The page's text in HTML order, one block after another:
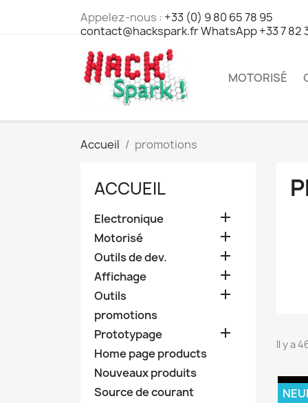
Appelez-nous : +33 (0) 9 80 65 78 95
contact@hackspark.fr WhatsApp +33 7 82
MOTORISÉ
Accueil promotions
ACCUEIL
Electronique 
Motorisé 
Outils de dev. 
Affichage 
Outils 
promotions
Prototypage

Home page products
Nouveaux produits
Source de courant
Il y a